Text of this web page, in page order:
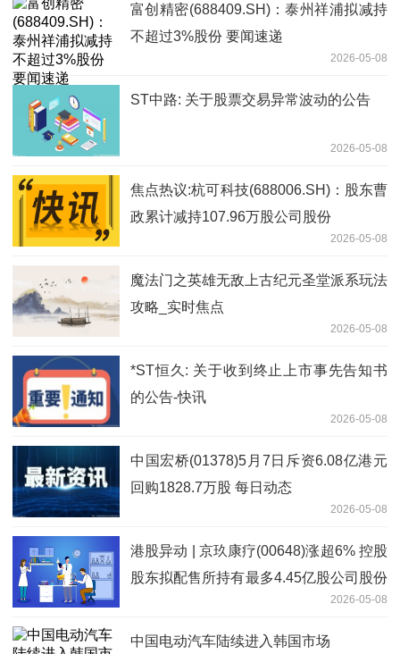
富创精密(688409.SH)：泰州祥浦拟减持
不超过3%股份 要闻速递
2026-05-08
ST中路: 关于股票交易异常波动的公告
2026-05-08
焦点热议:杭可科技(688006.SH)：股东曹
政累计减持107.96万股公司股份
2026-05-08
魔法门之英雄无敌上古纪元圣堂派系玩法
攻略_实时焦点
2026-05-08
*ST恒久: 关于收到终止上市事先告知书
的公告-快讯
2026-05-08
中国宏桥(01378)5月7日斥资6.08亿港元
回购1828.7万股 每日动态
2026-05-08
港股异动 | 京玖康疗(00648)涨超6% 控股
股东拟配售所持有最多4.45亿股公司股份
2026-05-08
中国电动汽车陆续进入韩国市场